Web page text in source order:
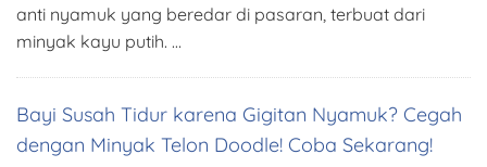
anti nyamuk yang beredar di pasaran, terbuat dari
minyak kayu putih. …
Bayi Susah Tidur karena Gigitan Nyamuk? Cegah
dengan Minyak Telon Doodle! Coba Sekarang!